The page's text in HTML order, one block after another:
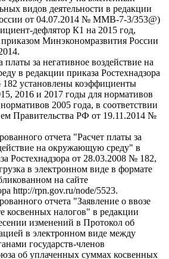
видов деятельности в редакции
от 04.07.2014 № ММВ-7-3/353@)
дефлятор К1 на 2015 год,
Минэкономразвития России
за негативное воздействие на
в редакции приказа Ростехнадзора
установлены коэффициенты
2016 и 2017 годы для нормативов
2005 года, в соответствии
Правительства РФ от 19.11.2014 №
отчета "Расчет платы за
на окружающую среду" в
Ростехнадзора от 28.03.2008 № 182,
в электронном виде в формате
на сайте
http://rpn.gov.ru/node/5523.
отчета "Заявление о ввозе
косвенных налогов" в редакции
изменений в Протокол об
в электронном виде между
государств-членов
об уплаченных суммах косвенных